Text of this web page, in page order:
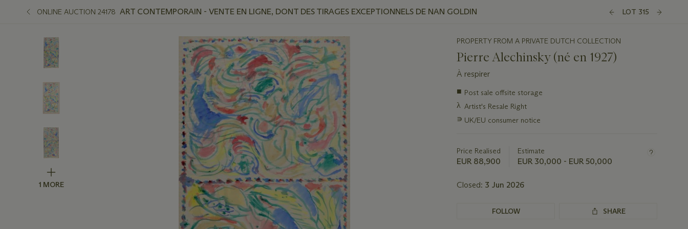
ONLINE AUCTION 24178 ART CONTEMPORAIN - VENTE EN LIGNE, DONT DES TIRAGES EXCEPTIONNELS DE NAN GOLDIN LOT 315
1 MORE
PROPERTY FROM A PRIVATE DUTCH COLLECTION
Pierre Alechinsky (né en 1927)
À respirer
Important
about
this
■ Post sale offsite storage
λ Artist's Resale Right
∍ UK/EU consumer notice
Price Realised
EUR 88,900
Estimate
EUR 30,000 - EUR 50,000
Closed: 3 Jun 2026
FOLLOW SHARE